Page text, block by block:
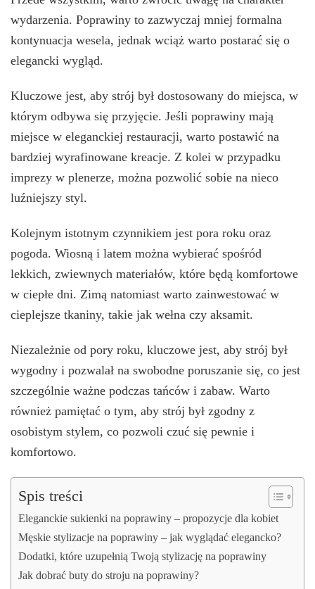
wydarzenia. Poprawiny to zazwyczaj mniej formalna
kontynuacja wesela, jednak wciąż warto postarać się o
elegancki wygląd.
Kluczowe jest, aby strój był dostosowany do miejsca, w
którym odbywa się przyjęcie. Jeśli poprawiny mają
miejsce w eleganckiej restauracji, warto postawić na
bardziej wyrafinowane kreacje. Z kolei w przypadku
imprezy w plenerze, można pozwolić sobie na nieco
luźniejszy styl.
Kolejnym istotnym czynnikiem jest pora roku oraz
pogoda. Wiosną i latem można wybierać spośród
lekkich, zwiewnych materiałów, które będą komfortowe
w ciepłe dni. Zimą natomiast warto zainwestować w
cieplejsze tkaniny, takie jak wełna czy aksamit.
Niezależnie od pory roku, kluczowe jest, aby strój był
wygodny i pozwalał na swobodne poruszanie się, co jest
szczególnie ważne podczas tańców i zabaw. Warto
również pamiętać o tym, aby strój był zgodny z
osobistym stylem, co pozwoli czuć się pewnie i
komfortowo.
Spis treści
Eleganckie sukienki na poprawiny – propozycje dla kobiet
Męskie stylizacje na poprawiny – jak wyglądać elegancko?
Dodatki, które uzupełnią Twoją stylizację na poprawiny
Jak dobrać buty do stroju na poprawiny?